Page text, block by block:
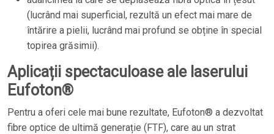
(lucrând mai superficial, rezultă un efect mai mare de
întărire a pielii, lucrând mai profund se obține în special
topirea grăsimii).
Aplicații spectaculoase ale laserului
Eufoton®
Pentru a oferi cele mai bune rezultate, Eufoton® a dezvoltat
fibre optice de ultimă generație (FTF), care au un strat